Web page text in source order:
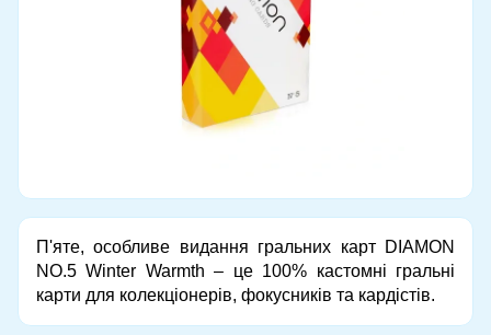
П'яте, особливе видання гральних карт DIAMON
NO.5 Winter Warmth – це 100% кастомні гральні
карти для колекціонерів, фокусників та кардістів.